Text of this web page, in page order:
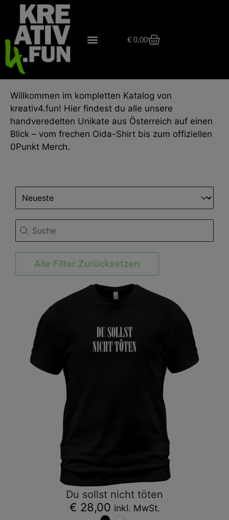
€0,00
Willkommen im kompletten Katalog von
kreativ4.fun! Hier findest du alle unsere
handveredelten Unikate aus Österreich auf einen
Blick – vom frechen Oida-Shirt bis zum offiziellen
0Punkt Merch.
Sortierung
Sort content
Suche
Search content
Alle Filter Zurücksetzen
Du sollst nicht töten
€ 28,00 inkl. MwSt.